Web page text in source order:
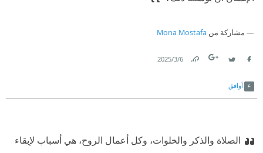
مشاركة من Mona Mostafa
6‏/3‏/2025
أوافق
الصلاة والذكر والخلوات، وكل أعمال الروح، هي أسباب لإبقاء